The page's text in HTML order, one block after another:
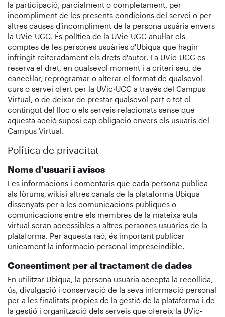
la participació, parcialment o completament, per
incompliment de les presents condicions del servei o per
altres causes d'incompliment de la persona usuària envers
la UVic-UCC. És política de la UVic-UCC anul·lar els
comptes de les persones usuàries d'Ubiqua que hagin
infringit reiteradament els drets d'autor. La UVic-UCC es
reserva el dret, en qualsevol moment i a criteri seu, de
cancel·lar, reprogramar o alterar el format de qualsevol
curs o servei ofert per la UVic-UCC a través del Campus
Virtual, o de deixar de prestar qualsevol part o tot el
contingut del lloc o els serveis relacionats sense que
aquesta acció suposi cap obligació envers els usuaris del
Campus Virtual.
Política de privacitat
Noms d'usuari i avisos
Les informacions i comentaris que cada persona publica
als fòrums, wikis i altres canals de la plataforma Ubiqua
dissenyats per a les comunicacions públiques o
comunicacions entre els membres de la mateixa aula
virtual seran accessibles a altres persones usuàries de la
plataforma. Per aquesta raó, és important publicar
únicament la informació personal imprescindible.
Consentiment per al tractament de dades
En utilitzar Ubiqua, la persona usuària accepta la recollida,
ús, divulgació i conservació de la seva informació personal
per a les finalitats pròpies de la gestió de la plataforma i de
la gestió i organització dels serveis que ofereix la UVic-